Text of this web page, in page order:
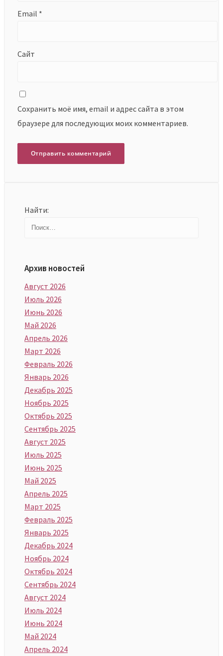
Email *
Сайт
Сохранить моё имя, email и адрес сайта в этом
браузере для последующих моих комментариев.
Найти:
Архив новостей
Август 2026
Июль 2026
Июнь 2026
Май 2026
Апрель 2026
Март 2026
Февраль 2026
Январь 2026
Декабрь 2025
Ноябрь 2025
Октябрь 2025
Сентябрь 2025
Август 2025
Июль 2025
Июнь 2025
Май 2025
Апрель 2025
Март 2025
Февраль 2025
Январь 2025
Декабрь 2024
Ноябрь 2024
Октябрь 2024
Сентябрь 2024
Август 2024
Июль 2024
Июнь 2024
Май 2024
Апрель 2024